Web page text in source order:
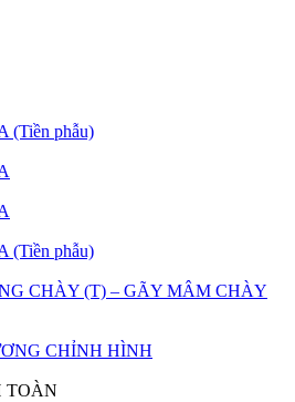
(Tiền phẫu)
(Tiền phẫu)
CHÀY (T) – GÃY MÂM CHÀY
CHỈNH HÌNH
TOÀN